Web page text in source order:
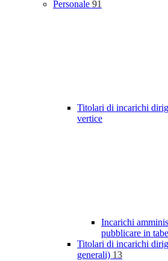
Personale 91
Titolari di incarichi
vertice
Incarichi
pubblicare in
Titolari di incarichi
generali) 13